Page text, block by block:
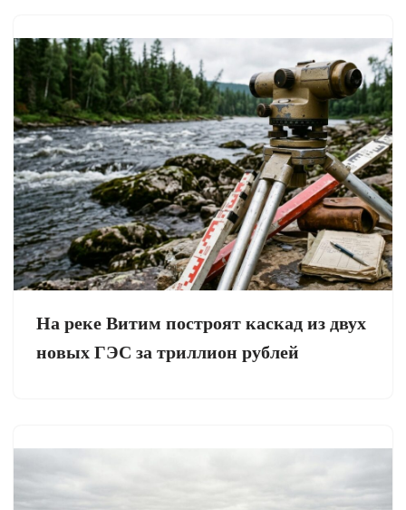
На реке Витим построят каскад из двух
новых ГЭС за триллион рублей